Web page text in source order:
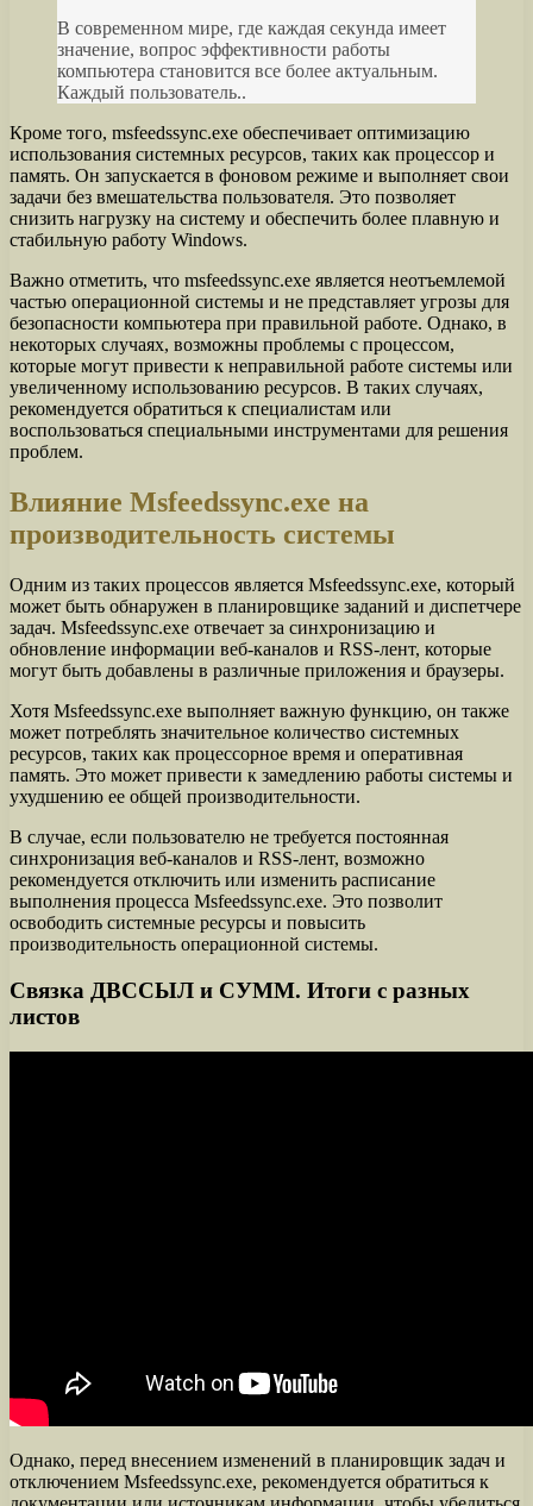
В современном мире, где каждая секунда имеет
значение, вопрос эффективности работы
компьютера становится все более актуальным.
Каждый пользователь..
Кроме того, msfeedssync.exe обеспечивает оптимизацию
использования системных ресурсов, таких как процессор и
память. Он запускается в фоновом режиме и выполняет свои
задачи без вмешательства пользователя. Это позволяет
снизить нагрузку на систему и обеспечить более плавную и
стабильную работу Windows.
Важно отметить, что msfeedssync.exe является неотъемлемой
частью операционной системы и не представляет угрозы для
безопасности компьютера при правильной работе. Однако, в
некоторых случаях, возможны проблемы с процессом,
которые могут привести к неправильной работе системы или
увеличенному использованию ресурсов. В таких случаях,
рекомендуется обратиться к специалистам или
воспользоваться специальными инструментами для решения
проблем.
Влияние Msfeedssync.exe на
производительность системы
Одним из таких процессов является Msfeedssync.exe, который
может быть обнаружен в планировщике заданий и диспетчере
задач. Msfeedssync.exe отвечает за синхронизацию и
обновление информации веб-каналов и RSS-лент, которые
могут быть добавлены в различные приложения и браузеры.
Хотя Msfeedssync.exe выполняет важную функцию, он также
может потреблять значительное количество системных
ресурсов, таких как процессорное время и оперативная
память. Это может привести к замедлению работы системы и
ухудшению ее общей производительности.
В случае, если пользователю не требуется постоянная
синхронизация веб-каналов и RSS-лент, возможно
рекомендуется отключить или изменить расписание
выполнения процесса Msfeedssync.exe. Это позволит
освободить системные ресурсы и повысить
производительность операционной системы.
Связка ДВССЫЛ и СУММ. Итоги с разных
листов
Однако, перед внесением изменений в планировщик задач и
отключением Msfeedssync.exe, рекомендуется обратиться к